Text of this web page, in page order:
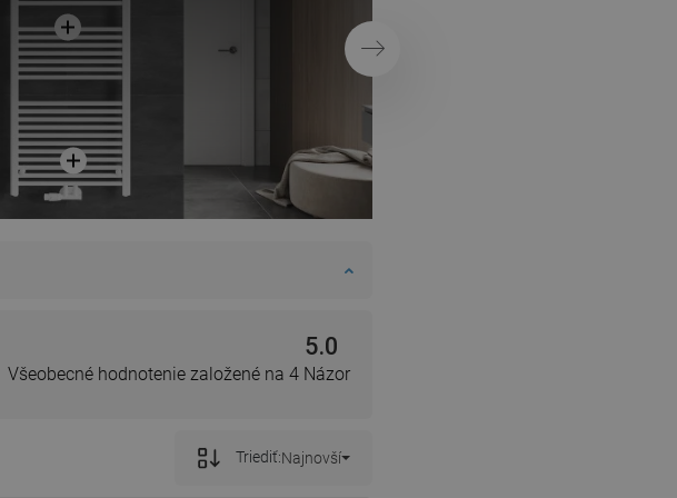
Ďalej
5.0
Všeobecné hodnotenie založené na 4 Názor
Triediť:Najnovší